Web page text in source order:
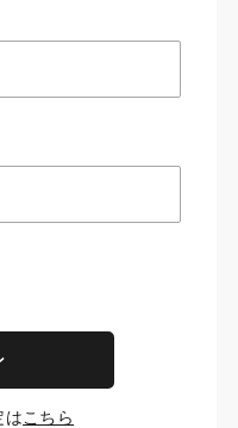
はこちら